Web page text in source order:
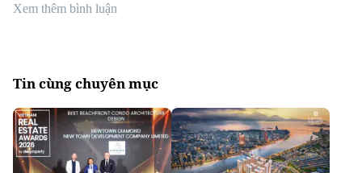
Xem thêm bình luận
Tin cùng chuyên mục